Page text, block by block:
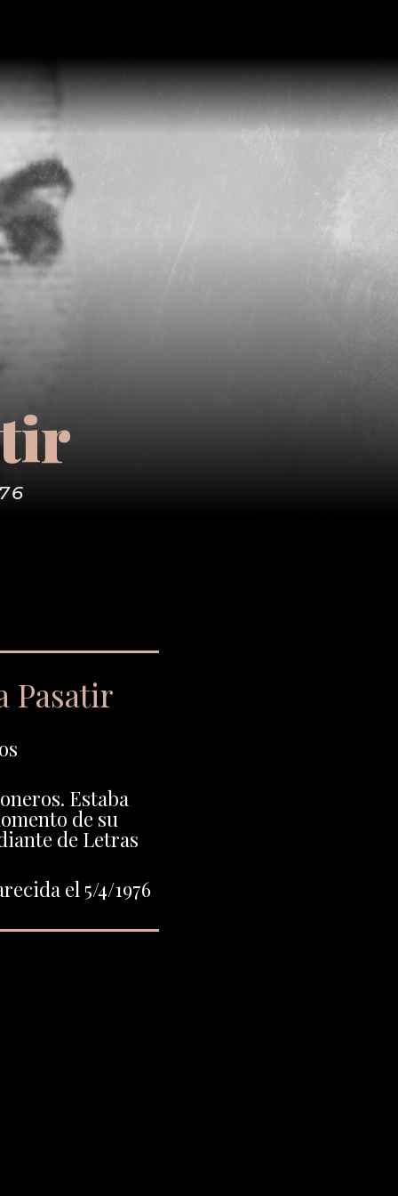
Pasatir
Estaba
de su
de Letras
el 5/4/1976